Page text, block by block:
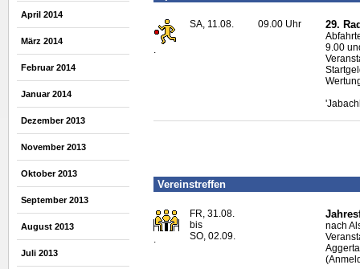
April 2014
März 2014
Februar 2014
Januar 2014
Dezember 2013
November 2013
Oktober 2013
September 2013
August 2013
Juli 2013
SA, 11.08. 09.00 Uhr 29.
9.00
Vereinstreffen
.
FR, 31.08.
bis
SO, 02.09.
nach